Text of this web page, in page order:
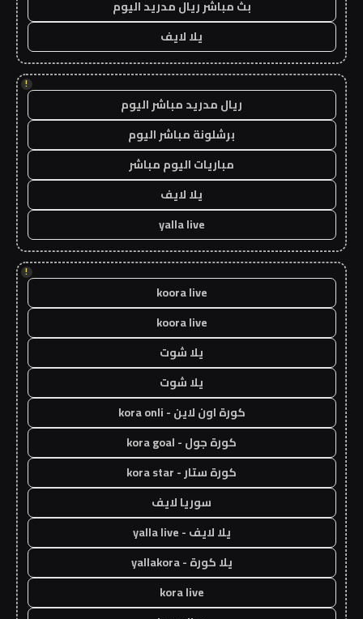
بث مباشر ريال مدريد اليوم
يلا لايف
!
ريال مدريد مباشر اليوم
برشلونة مباشر اليوم
مباريات اليوم مباشر
يلا لايف
yalla live
!
koora live
koora live
يلا شوت
يلا شوت
كورة اون لاين - kora onli
كورة جول - kora goal
كورة ستار - kora star
سوريا لايف
يلا لايف - yalla live
يلا كورة - yallakora
kora live